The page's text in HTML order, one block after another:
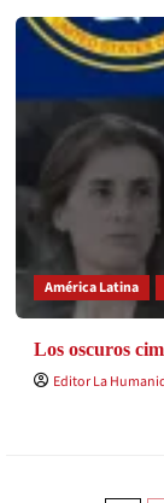
América Latina
Los oscuros
Editor La